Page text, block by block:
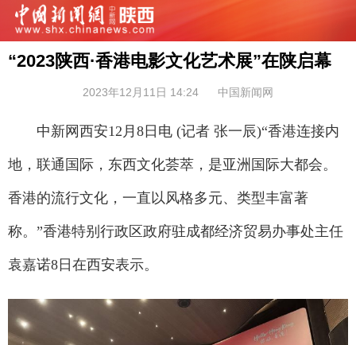
“2023陕西·香港电影文化艺术展”在陕启幕
2023年12月11日 14:24 中国新闻网
中新网西安12月8日电 (记者 张一辰)“香港连接内
地，联通国际，东西文化荟萃，是亚洲国际大都会。
香港的流行文化，一直以风格多元、类型丰富著
称。”香港特别行政区政府驻成都经济贸易办事处主任
袁嘉诺8日在西安表示。